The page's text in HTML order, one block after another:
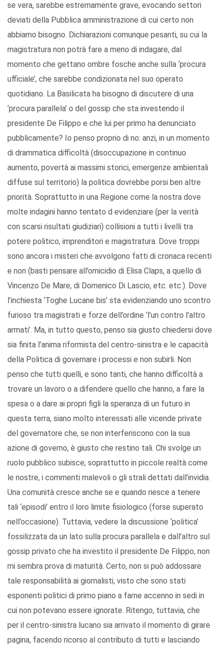
se vera, sarebbe estremamente grave, evocando settori
deviati della Pubblica amministrazione di cui certo non
abbiamo bisogno. Dichiarazioni comunque pesanti, su cui la
magistratura non potrà fare a meno di indagare, dal
momento che gettano ombre fosche anche sulla ‘procura
ufficiale’, che sarebbe condizionata nel suo operato
quotidiano. La Basilicata ha bisogno di discutere di una
‘procura parallela’ o del gossip che sta investendo il
presidente De Filippo e che lui per primo ha denunciato
pubblicamente? Io penso proprio di no: anzi, in un momento
di drammatica difficoltà (disoccupazione in continuo
aumento, povertà ai massimi storici, emergenze ambientali
diffuse sul territorio) la politica dovrebbe porsi ben altre
priorità. Soprattutto in una Regione come la nostra dove
molte indagini hanno tentato d evidenziare (per la verità
con scarsi risultati giudiziari) collisioni a tutti i livelli tra
potere politico, imprenditori e magistratura. Dove troppi
sono ancora i misteri che avvolgono fatti di cronaca recenti
e non (basti pensare all’omicidio di Elisa Claps, a quello di
Vincenzo De Mare, di Domenico Di Lascio, etc. etc.). Dove
l’inchiesta ‘Toghe Lucane bis’ sta evidenziando uno scontro
furioso tra magistrati e forze dell’ordine ‘l’un contro l’altro
armati’. Ma, in tutto questo, penso sia giusto chiedersi dove
sia finita l’anima riformista del centro-sinistra e le capacità
della Politica di governare i processi e non subirli. Non
penso che tutti quelli, e sono tanti, che hanno difficoltà a
trovare un lavoro o a difendere quello che hanno, a fare la
spesa o a dare ai propri figli la speranza di un futuro in
questa terra, siano molto interessati alle vicende private
del governatore che, se non interferiscono con la sua
azione di governo, è giusto che restino tali. Chi svolge un
ruolo pubblico subisce, soprattutto in piccole realtà come
le nostre, i commenti malevoli o gli strali dettati dall’invidia.
Una comunità cresce anche se e quando riesce a tenere
tali ‘episodi’ entro il loro limite fisiologico (forse superato
nell’occasione). Tuttavia, vedere la discussione ‘politica’
fossilizzata da un lato sulla procura parallela e dall’altro sul
gossip privato che ha investito il presidente De Filippo, non
mi sembra prova di maturità. Certo, non si può addossare
tale responsabilità ai giornalisti, visto che sono stati
esponenti politici di primo piano a farne accenno in sedi in
cui non potevano essere ignorate. Ritengo, tuttavia, che
per il centro-sinistra lucano sia arrivato il momento di girare
pagina, facendo ricorso al contributo di tutti e lasciando